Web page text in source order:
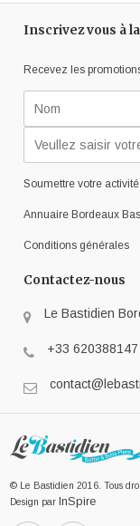
Inscrivez vous à
Recevez les
Soumettre votre
Annuaire Bordeaux
Conditions générales
Contactez-nous
Le Bastidien
+33 620388147
© Le Bastidien 2016. Tous
Design par InSpire